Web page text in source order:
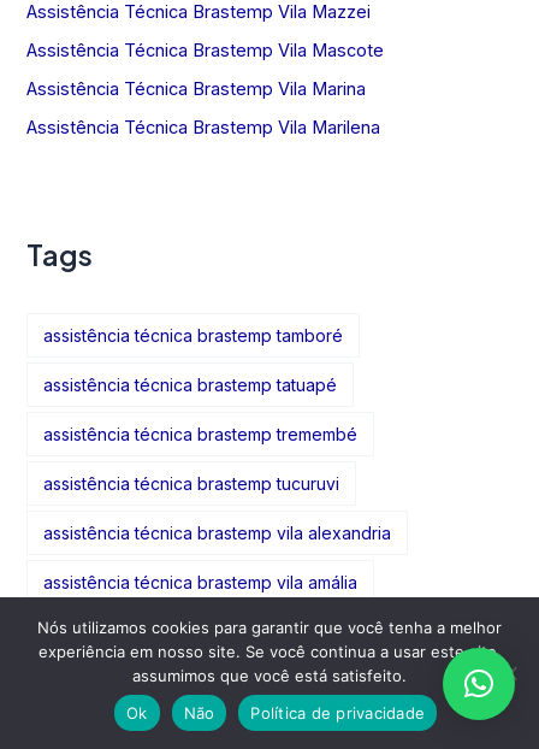
Assistência Técnica Brastemp Vila Mazzei
Assistência Técnica Brastemp Vila Mascote
Assistência Técnica Brastemp Vila Marina
Assistência Técnica Brastemp Vila Marilena
Tags
assistência técnica brastemp tamboré
assistência técnica brastemp tatuapé
assistência técnica brastemp tremembé
assistência técnica brastemp tucuruvi
assistência técnica brastemp vila alexandria
assistência técnica brastemp vila amália
assistência técnica brastemp vila formosa
assistência técnica brastemp vila gomes cardim
assistência técnica brastemp vila guarani
Nós utilizamos cookies para garantir que você tenha a melhor
experiência em nosso site. Se você continua a usar este site,
assumimos que você está satisfeito.
Ok
Não Política de privacidade